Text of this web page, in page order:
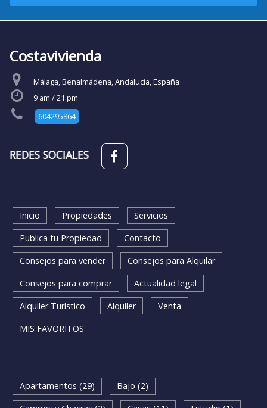
Costavivienda
Málaga, Benalmádena, Andalucia, España
9 am / 21 pm
604295864
REDES SOCIALES
Inicio Propiedades
Servicios
Publica tu Propiedad
Contacto
Consejos para vender
Consejos para Alquilar
Consejos para comprar
Actualidad legal
Alquiler Turístico
Alquiler
Venta
MIS FAVORITOS
Apartamentos (29)
Bajo (2)